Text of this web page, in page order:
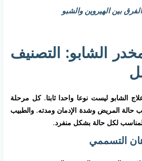
الفرق بين الهيروين والشبو
الشابو: التصنيف
الشابو ليست نوعا واحدا ثابتا. كل مرحلة
حالة المريض وشدة الإدمان ومدته. والطبيب
لكل حالة بشكل منفرد.
التسممي